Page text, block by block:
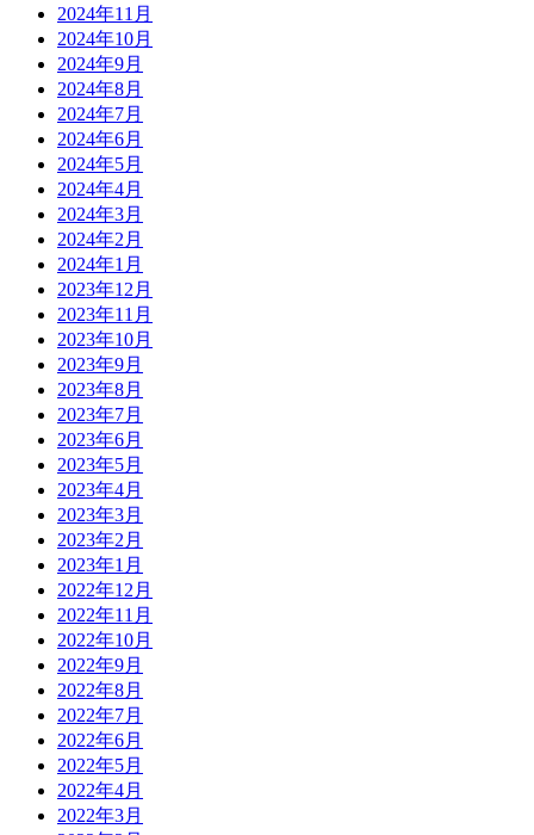
2024年11月
2024年10月
2024年9月
2024年8月
2024年7月
2024年6月
2024年5月
2024年4月
2024年3月
2024年2月
2024年1月
2023年12月
2023年11月
2023年10月
2023年9月
2023年8月
2023年7月
2023年6月
2023年5月
2023年4月
2023年3月
2023年2月
2023年1月
2022年12月
2022年11月
2022年10月
2022年9月
2022年8月
2022年7月
2022年6月
2022年5月
2022年4月
2022年3月